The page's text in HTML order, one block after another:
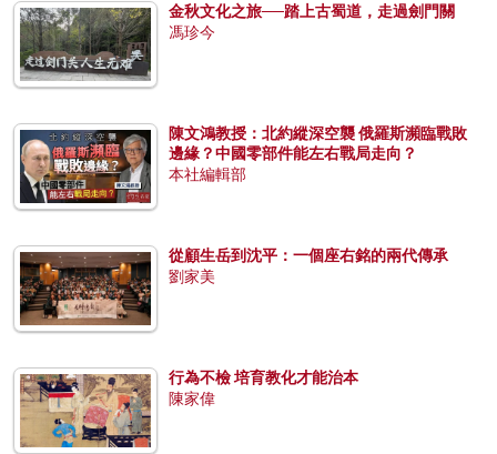
金秋文化之旅──踏上古蜀道，走過劍門關
馮珍今
陳文鴻教授：北約縱深空襲 俄羅斯瀕臨戰敗
邊緣？中國零部件能左右戰局走向？
本社編輯部
從顧生岳到沈平：一個座右銘的兩代傳承
劉家美
行為不檢 培育教化才能治本
陳家偉